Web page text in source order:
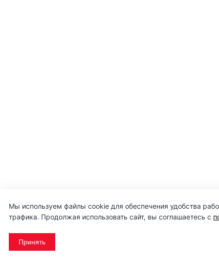
Мы используем файлы cookie для обеспечения удобства
трафика. Продолжая использовать сайт, вы соглашаетесь с
Принять